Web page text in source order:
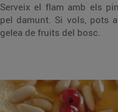
Serveix el flam amb els
pel damunt. Si vols, pots
gelea de fruits del bosc.